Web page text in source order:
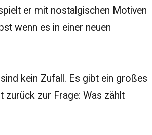
er mit nostalgischen Motiven
wenn es in einer neuen
kein Zufall. Es gibt ein großes
zurück zur Frage: Was zählt